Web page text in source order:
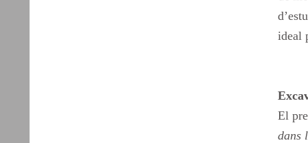
ideal
El
dans